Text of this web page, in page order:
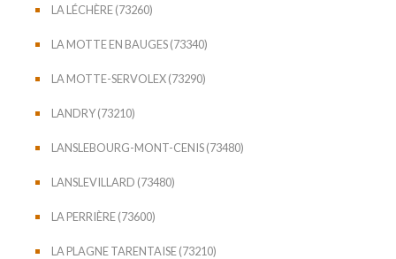
LA LÉCHÈRE (73260)
LA MOTTE EN BAUGES (73340)
LA MOTTE-SERVOLEX (73290)
LANDRY (73210)
LANSLEBOURG-MONT-CENIS (73480)
LANSLEVILLARD (73480)
LA PERRIÈRE (73600)
LA PLAGNE TARENTAISE (73210)